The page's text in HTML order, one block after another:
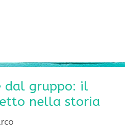
dal gruppo: il
nella storia